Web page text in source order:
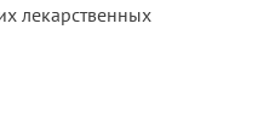
лекарственных